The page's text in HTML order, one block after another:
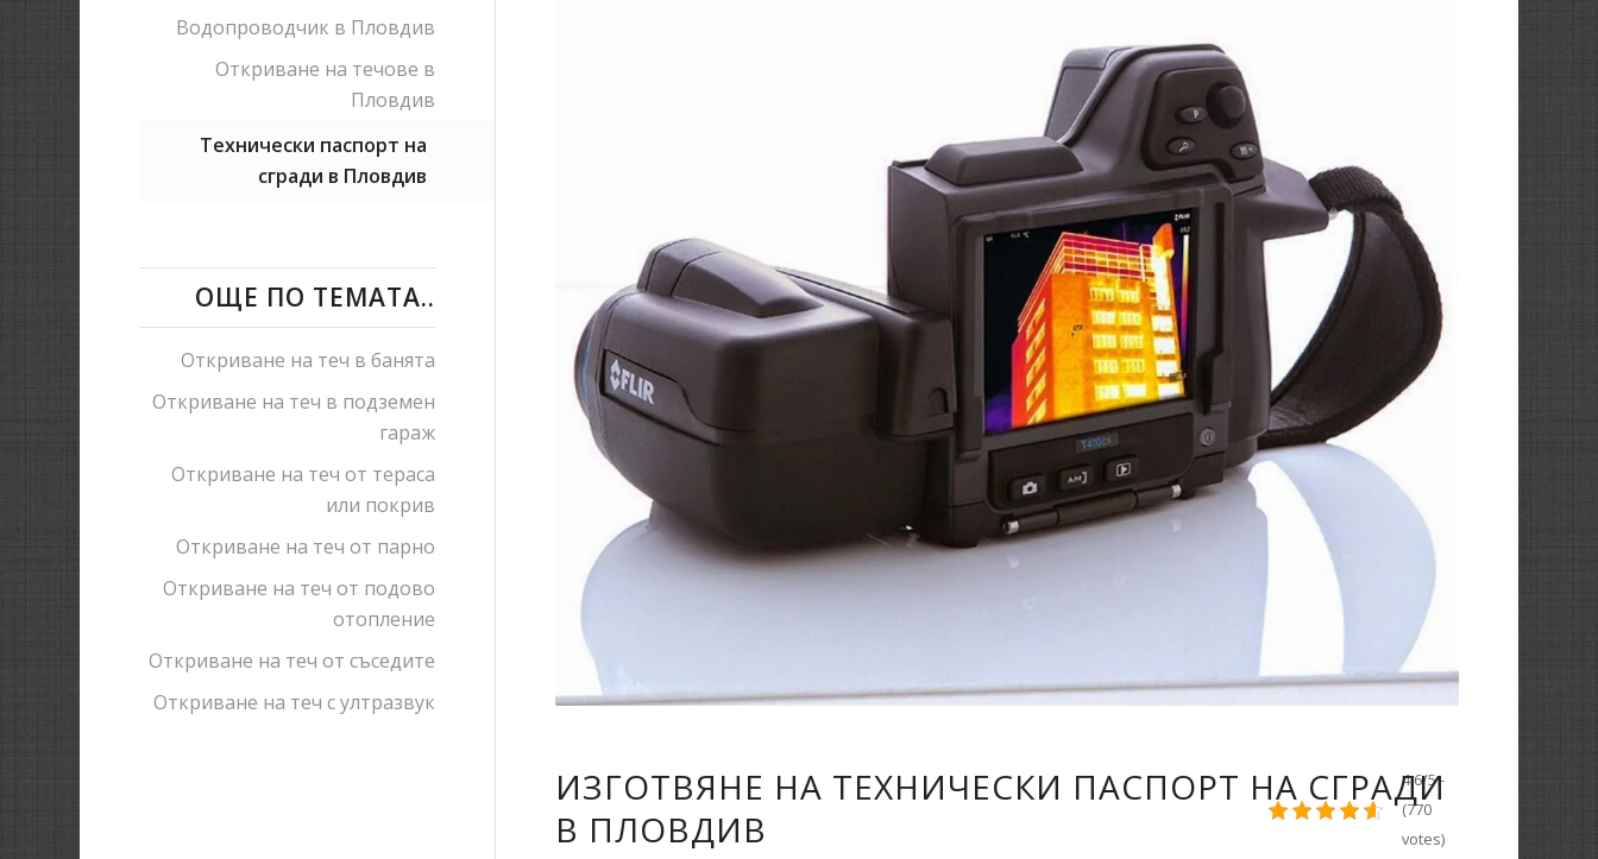
ИЗГОТВЯНЕ НА ТЕХНИЧЕСКИ ПАСПОРТ НА СГРАДИ
В ПЛОВДИВ
4.6/5 -
(770
votes)
Водопроводчик в Пловдив
Откриване на течове в
Пловдив
Технически паспорт на
сгради в Пловдив
ОЩЕ ПО ТЕМАТА..
Откриване на теч в банята
Откриване на теч в подземен
гараж
Откриване на теч от тераса
или покрив
Откриване на теч от парно
Откриване на теч от подово
отопление
Откриване на теч от съседите
Откриване на теч с ултразвук